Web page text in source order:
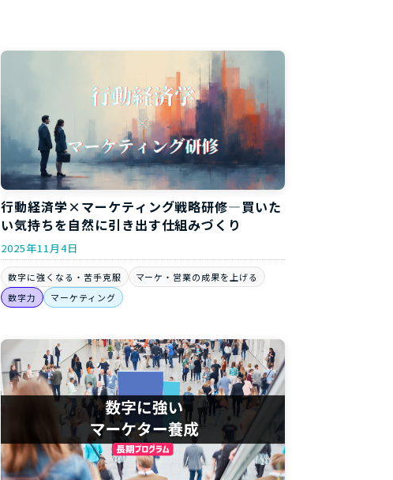
行動経済学×マーケティング戦略研修―買いた
い気持ちを自然に引き出す仕組みづくり
2025年11月4日
数字に強くなる・苦手克服
マーケ・営業の成果を上げる
数字力
マーケティング